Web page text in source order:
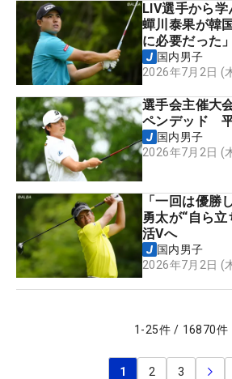
LIV選手から
蟬川泰果が韓
に必要だった」
国内男子
2026年7月2日 (
選手会主催大
ペンデッド
国内男子
2026年7月2日 (
「一回は優
勇太が“自ら
活Vへ
国内男子
2026年7月2日 (
1 -25件 / 16870件
1 2 3